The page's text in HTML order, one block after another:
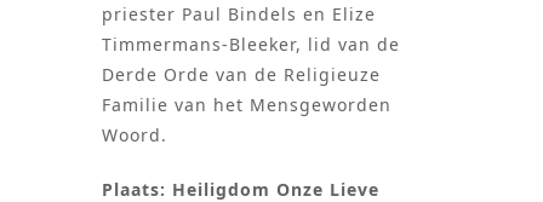
priester Paul Bindels en Elize
Timmermans-Bleeker, lid van de
Derde Orde van de Religieuze
Familie van het Mensgeworden
Woord.
Plaats: Heiligdom Onze Lieve